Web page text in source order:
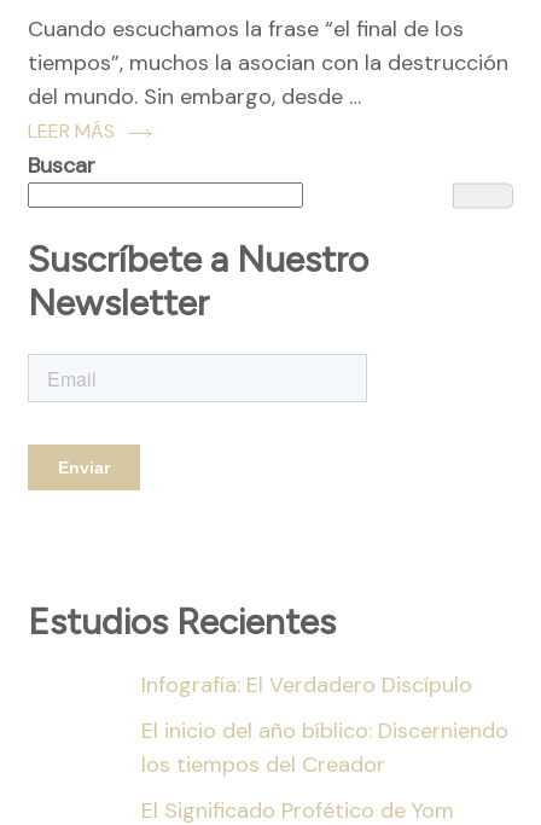
Cuando escuchamos la frase “el final de los
tiempos”, muchos la asocian con la destrucción
del mundo. Sin embargo, desde …
LEER MÁS
Buscar
Suscríbete a Nuestro
Newsletter
Estudios Recientes
Infografía: El Verdadero Discípulo
El inicio del año bíblico: Discerniendo
los tiempos del Creador
El Significado Profético de Yom